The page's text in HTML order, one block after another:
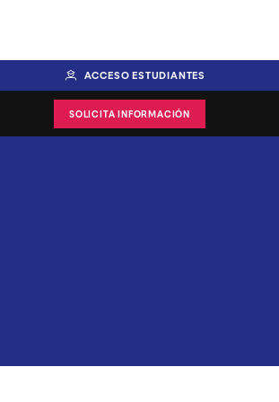
ACCESO ESTUDIANTES
SOLICITA INFORMACIÓN